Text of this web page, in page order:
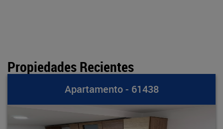
Propiedades Recientes
Apartamento - 61438